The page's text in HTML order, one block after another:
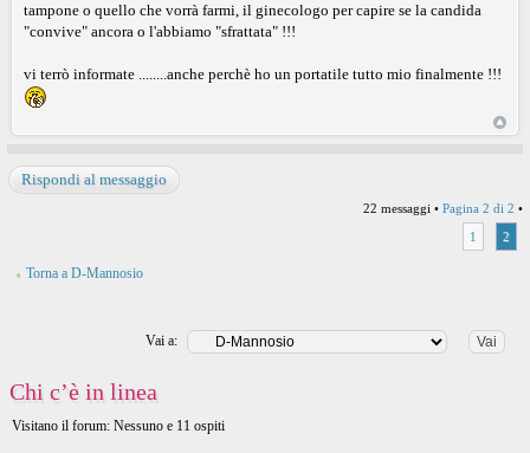
tampone o quello che vorrà farmi, il ginecologo per capire se la candida
"convive" ancora o l'abbiamo "sfrattata" !!!
vi terrò informate ........anche perchè ho un portatile tutto mio finalmente !!!
Rispondi al messaggio
22 messaggi • Pagina 2 di 2 •
1
2
Torna a D-Mannosio
Vai a:
Chi c’è in linea
Visitano il forum: Nessuno e 11 ospiti